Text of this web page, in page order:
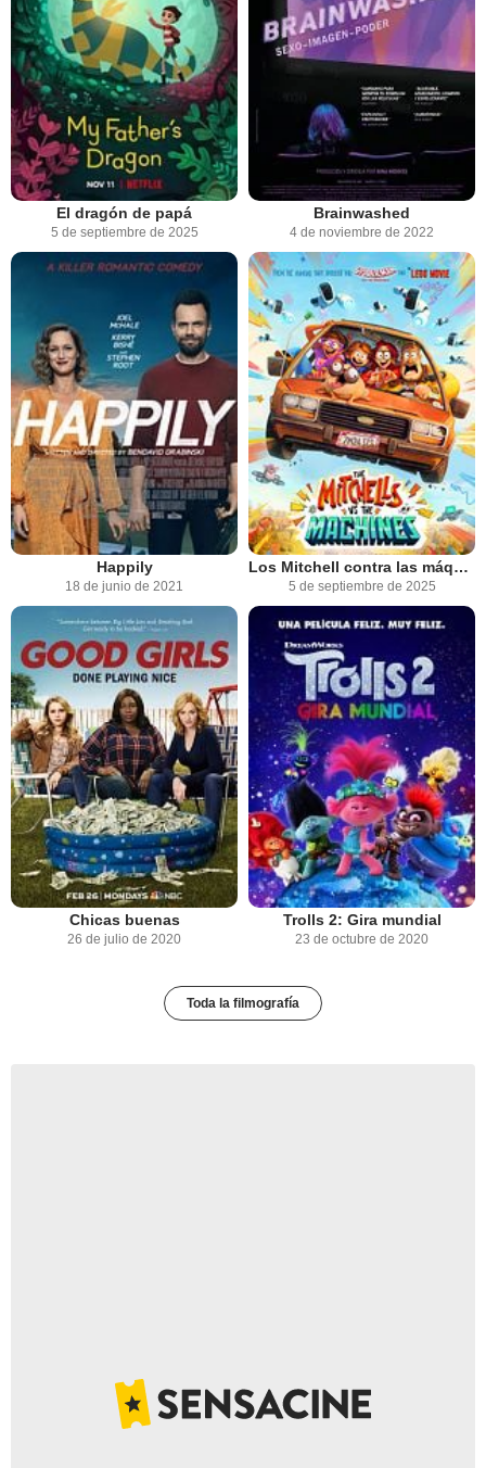
El dragón de papá
5 de septiembre de 2025
Brainwashed
4 de noviembre de 2022
Happily
18 de junio de 2021
Los Mitchell contra las máquinas
5 de septiembre de 2025
Chicas buenas
26 de julio de 2020
Trolls 2: Gira mundial
23 de octubre de 2020
Toda la filmografía